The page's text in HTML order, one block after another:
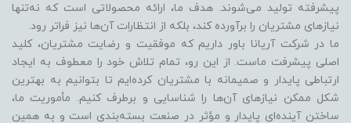
پیشرفته تولید می‌شوند. هدف ما، ارائه محصولاتی است که نه‌تنها
نیازهای مشتریان را برآورده کند، بلکه از انتظارات آن‌ها نیز فراتر رود.
ما در شرکت آریانا باور داریم که موفقیت و رضایت مشتریان، کلید
اصلی پیشرفت ماست. از این رو، تمام تلاش خود را معطوف به ایجاد
ارتباطی پایدار و صمیمانه با مشتریان کرده‌ایم تا بتوانیم به بهترین
شکل ممکن نیازهای آن‌ها را شناسایی و برطرف کنیم. مأموریت ما،
ساختن آینده‌ای پایدار و مؤثر در صنعت بسته‌بندی است و به همین